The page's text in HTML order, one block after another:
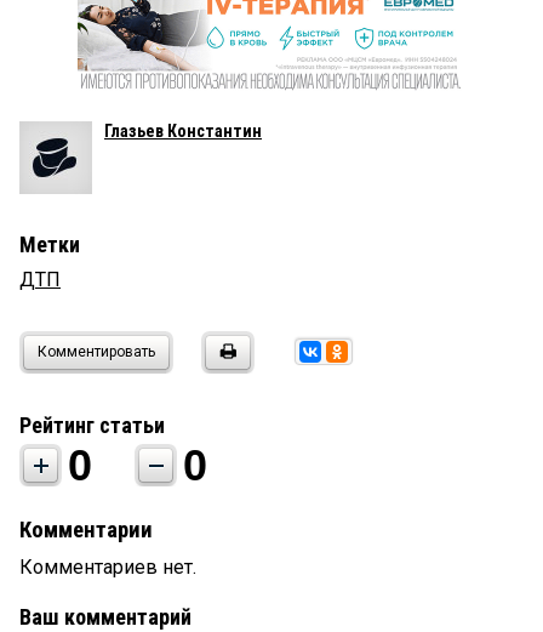
Глазьев Константин
Метки
ДТП
Комментировать
Рейтинг статьи
0 0
Комментарии
Комментариев нет.
Ваш комментарий